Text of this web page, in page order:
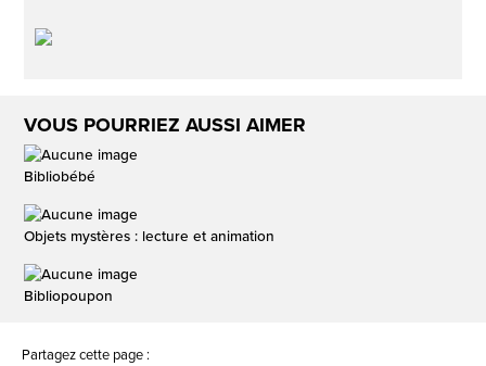
VOUS POURRIEZ AUSSI AIMER
Bibliobébé
Objets mystères : lecture et animation
Bibliopoupon
Partagez cette page :